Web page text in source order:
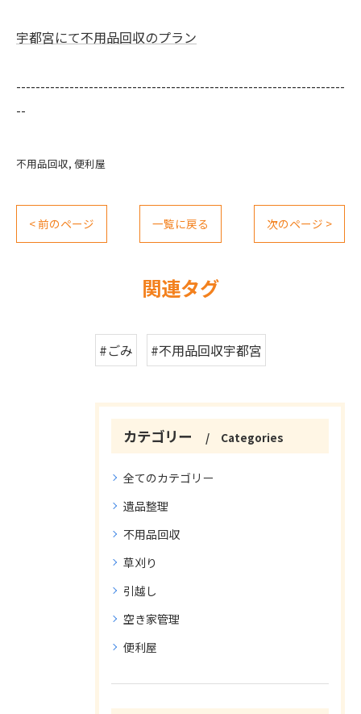
宇都宮にて不用品回収のプラン
--------------------------------------------------------------------
--
不用品回収 便利屋
< 前のページ 一覧に戻る 次のページ >
関連タグ
#ごみ #不用品回収宇都宮
カテゴリー Categories
全てのカテゴリー
遺品整理
不用品回収
草刈り
引越し
空き家管理
便利屋